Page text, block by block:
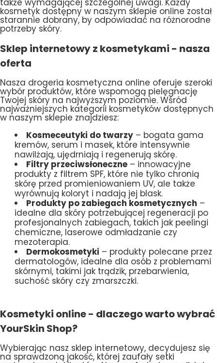
kosmetyk dostępny w naszym sklepie online został
starannie dobrany, by odpowiadać na różnorodne
potrzeby skóry.
Sklep internetowy z kosmetykami - nasza
oferta
Nasza drogeria kosmetyczna online oferuje szeroki
wybór produktów, które wspomogą pielęgnację
Twojej skóry na najwyższym poziomie. Wśród
najważniejszych kategorii kosmetyków dostępnych
w naszym sklepie znajdziesz:
Kosmeceutyki do twarzy – bogata gama
kremów, serum i masek, które intensywnie
nawilżają, ujędrniają i regenerują skórę.
Filtry przeciwsłoneczne – innowacyjne
produkty z filtrem SPF, które nie tylko chronią
skórę przed promieniowaniem UV, ale także
wyrównują koloryt i nadają jej blask.
Produkty po zabiegach kosmetycznych –
idealne dla skóry potrzebującej regeneracji po
profesjonalnych zabiegach, takich jak peelingi
chemiczne, laserowe odmładzanie czy
mezoterapia.
Dermokosmetyki – produkty polecane przez
dermatologów, idealne dla osób z problemami
skórnymi, takimi jak trądzik, przebarwienia,
suchość skóry czy zmarszczki.
Kosmetyki online - dlaczego warto wybrać
YourSkin Shop?
Wybierając nasz sklep internetowy, decydujesz się
na sprawdzoną jakość, której zaufały setki